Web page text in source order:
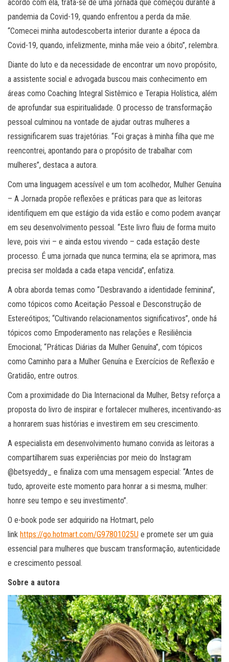
acordo com ela, trata-se de uma jornada que começou durante a
pandemia da Covid-19, quando enfrentou a perda da mãe.
“Comecei minha autodescoberta interior durante a época da
Covid-19, quando, infelizmente, minha mãe veio a óbito”, relembra.
Diante do luto e da necessidade de encontrar um novo propósito,
a assistente social e advogada buscou mais conhecimento em
áreas como Coaching Integral Sistêmico e Terapia Holística, além
de aprofundar sua espiritualidade. O processo de transformação
pessoal culminou na vontade de ajudar outras mulheres a
ressignificarem suas trajetórias. “Foi graças à minha filha que me
reencontrei, apontando para o propósito de trabalhar com
mulheres”, destaca a autora.
Com uma linguagem acessível e um tom acolhedor, Mulher Genuína
– A Jornada propõe reflexões e práticas para que as leitoras
identifiquem em que estágio da vida estão e como podem avançar
em seu desenvolvimento pessoal. “Este livro fluiu de forma muito
leve, pois vivi – e ainda estou vivendo – cada estação deste
processo. É uma jornada que nunca termina; ela se aprimora, mas
precisa ser moldada a cada etapa vencida”, enfatiza.
A obra aborda temas como “Desbravando a identidade feminina”,
como tópicos como Aceitação Pessoal e Desconstrução de
Estereótipos; “Cultivando relacionamentos significativos”, onde há
tópicos como Empoderamento nas relações e Resiliência
Emocional; “Práticas Diárias da Mulher Genuína”, com tópicos
como Caminho para a Mulher Genuína e Exercícios de Reflexão e
Gratidão, entre outros.
Com a proximidade do Dia Internacional da Mulher, Betsy reforça a
proposta do livro de inspirar e fortalecer mulheres, incentivando-as
a honrarem suas histórias e investirem em seu crescimento.
A especialista em desenvolvimento humano convida as leitoras a
compartilharem suas experiências por meio do Instagram
@betsyeddy_ e finaliza com uma mensagem especial: “Antes de
tudo, aproveite este momento para honrar a si mesma, mulher:
honre seu tempo e seu investimento”.
O e-book pode ser adquirido na Hotmart, pelo
link https://go.hotmart.com/G97801025U e promete ser um guia
essencial para mulheres que buscam transformação, autenticidade
e crescimento pessoal.
Sobre a autora